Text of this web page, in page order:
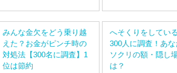
みんな金欠をどう乗り越
えた？お金がピンチ時の
対処法【300名に調査】1
位は節約
へそくりをしてい
300人に調査！あ
ソクリの額・隠し
は？